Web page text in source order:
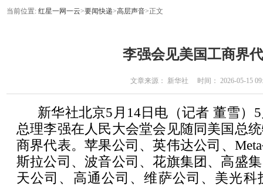
当前位置: 红星一网一云>要闻快递>高层声音>正文
李强会见美国工商界
文章来源： 新华社 时间： 2026-05-15
新华社北京5月14日电（记者 董雪）
总理李强在人民大会堂会见随同美国总
商界代表。苹果公司、英伟达公司、
斯拉公司、波音公司、花旗集团、高盛
天公司、高通公司、维萨公司、美光科